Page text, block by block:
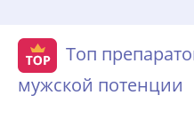
Топ
мужской потенции